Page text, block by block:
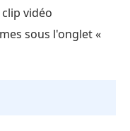
vidéo
sous l'onglet «